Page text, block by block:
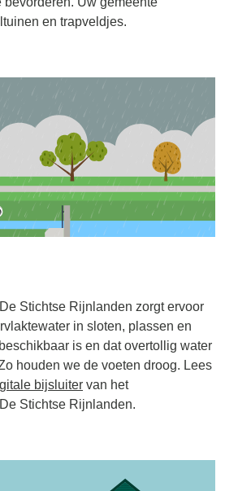
en trapveldjes.
Stichtse Rijnlanden zorgt ervoor
in sloten, plassen en
is en dat overtollig water
houden we de voeten droog. Lees
bijsluiter van het
Stichtse Rijnlanden.